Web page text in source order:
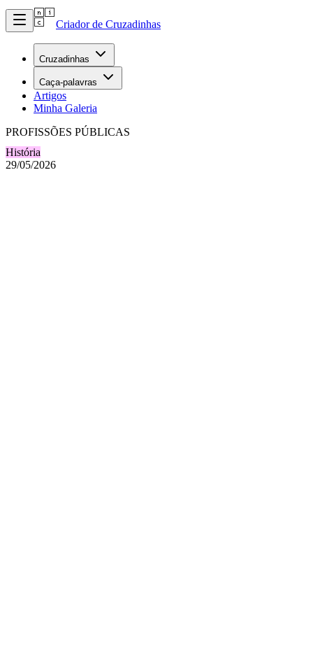
Criador de Cruzadinhas
Cruzadinhas
Caça-palavras
Artigos
Minha Galeria
PROFISSÕES PÚBLICAS
História
29/05/2026